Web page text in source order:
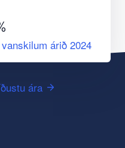
vanskilum árið 2024
ára